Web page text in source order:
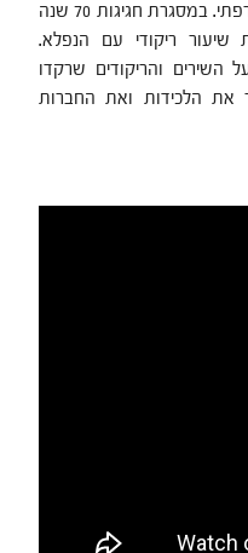
עזבתי הכל, חלצתי את נעלי העקב והצטרפתי. במסגרת חגיגות 70 שנה
ריקודי עם הנפלא.
השירים והריקודים שרקדו
את הלכידות ואת החברות